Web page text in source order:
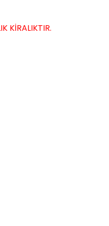
KİRALIKTIR.